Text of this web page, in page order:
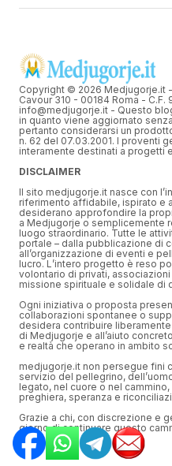
Copyright © 2026 Medjugorje.it
Cavour 310 - 00184 Roma -
info@medjugorje.it - Questo
in quanto viene aggiornato
pertanto considerarsi un
n. 62 del 07.03.2001. I proventi
interamente destinati a progetti
DISCLAIMER
Il sito medjugorje.it nasce con
riferimento affidabile, ispirato e
desiderano approfondire la
a Medjugorje o semplicemente
luogo straordinario. Tutte le
portale – dalla pubblicazione di
all’organizzazione di eventi e
lucro. L’intero progetto è reso
volontario di privati,
missione spirituale e solidale di
Ogni iniziativa o proposta
collaborazioni spontanee o
desidera contribuire
di Medjugorje e all’aiuto
e realtà che operano in ambito
medjugorje.it non persegue fini
servizio del pellegrino,
legato, nel cuore o nel
preghiera, speranza e
Grazie a chi, con discrezione e
giorno di continuare questo